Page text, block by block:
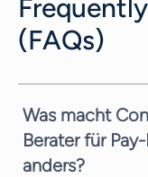
(FAQs)
Was macht
Berater für
anders?